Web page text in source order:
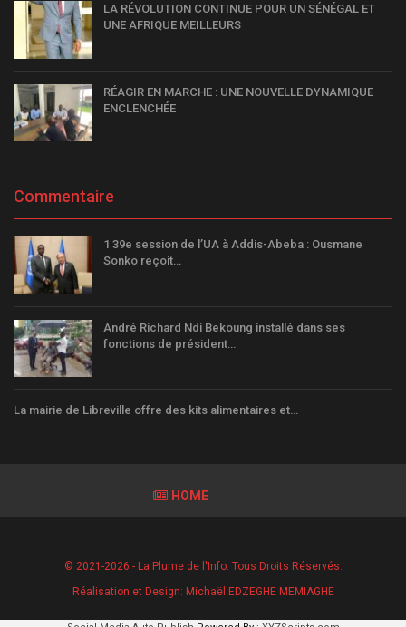
LA RÉVOLUTION CONTINUE POUR UN SÉNÉGAL ET
UNE AFRIQUE MEILLEURS
RÉAGIR EN MARCHE : UNE NOUVELLE DYNAMIQUE
ENCLENCHÉE
Commentaire
1 39e session de l’UA à Addis-Abeba : Ousmane
Sonko reçoit…
André Richard Ndi Bekoung installé dans ses
fonctions de président…
La mairie de Libreville offre des kits alimentaires et…
HOME
© 2021-2026 - La Plume de l'Info. Tous Droits Réservés.
Réalisation et Design: Michaël EDZEGHE MEMIAGHE